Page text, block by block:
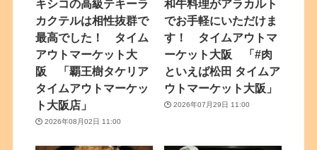
キシコの高級テキーラ
カクテルは相性抜群で
最高でした！ タイム
アウトマーケット大
阪 「覇王樹タケリア
タイムアウトマーケッ
ト大阪店」
2026年08月02日 11:00
和牛料理がアラカルト
でお手軽にいただけま
す！ タイムアウトマ
ーケット大阪 「#肉
といえば松田 タイムア
ウトマーケット大阪」
2026年07月29日 11:00